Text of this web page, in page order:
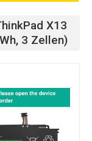
X13
3 Zellen)